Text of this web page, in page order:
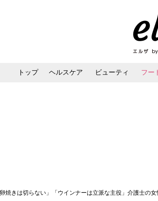
トップ ヘルスケア ビューティ フー
焼きは切らない」「ウインナーは立派な主役」介護士の女